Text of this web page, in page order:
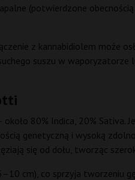
(potwierdzone
z kannabidiolem może
suszu w
80% Indica, 20% Sativa.
genetyczną i wysoką
się od dołu, tworząc
cm), co sprzyja